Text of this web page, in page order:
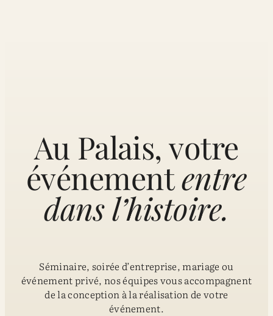
Au Palais, votre
événemententre
dans l’histoire.
Séminaire, soirée d’entreprise, mariage ou
événement privé, nos équipes vous accompagnent
de la conception à la réalisation de votre
événement.